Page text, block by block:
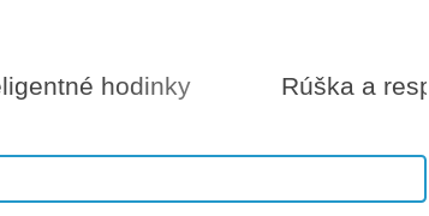
500 € Do košíka
hodinky Rúška a